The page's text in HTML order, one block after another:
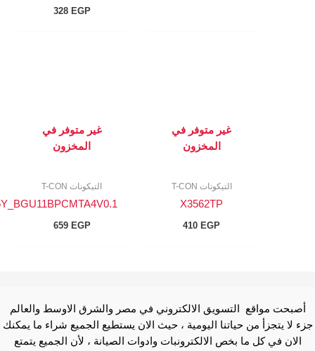
328EGP
غير متوفر في
المخزون
التيكونات T-CON
X3562TP
410EGP
غير متوفر في
المخزون
التيكونات T-CON
16Y_BGU11BPCMTA4V0.1
659EGP
أصبحت مواقع التسويق الالكتروني في مصر والشرق الاوسط والعالم
لا يتجزأ من حياتنا اليومية ، حيث الان يستطيع الجميع شراء ما يمكنك
الان في كل ما بخص الالكترونبات وادوات الصيانة ، لأن الجميع يتمتع